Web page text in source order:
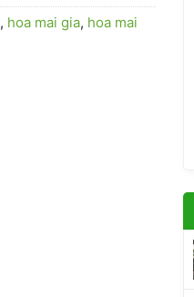
, hoa mai gia, hoa mai